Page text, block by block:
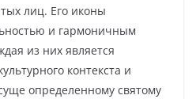
лиц. Его иконы
и гармоничным
из них является
контекста и
определенному святому